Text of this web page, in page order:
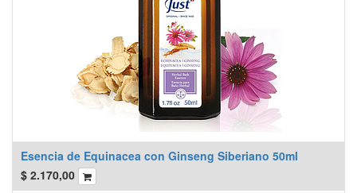
Esencia de Equinacea con Ginseng Siberiano 50ml
$ 2.170,00